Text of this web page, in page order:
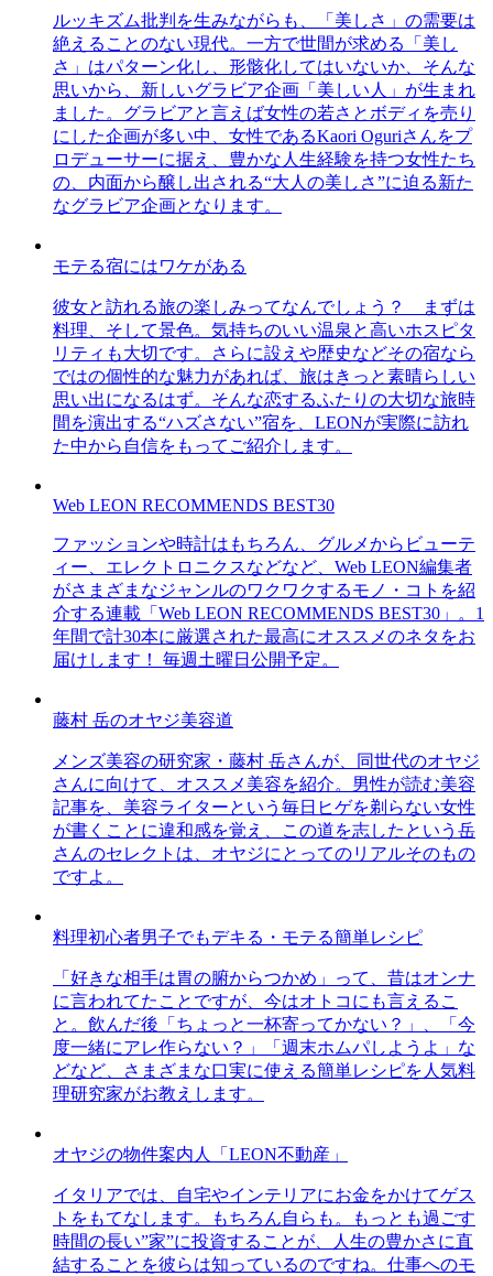
ルッキズム批判を生みながらも、「美しさ」の需要は
絶えることのない現代。一方で世間が求める「美し
さ」はパターン化し、形骸化してはいないか、そんな
思いから、新しいグラビア企画「美しい人」が生まれ
ました。グラビアと言えば女性の若さとボディを売り
にした企画が多い中、女性であるKaori Oguriさんをプ
ロデューサーに据え、豊かな人生経験を持つ女性たち
の、内面から醸し出される“大人の美しさ”に迫る新た
なグラビア企画となります。
モテる宿にはワケがある
彼女と訪れる旅の楽しみってなんでしょう？ まずは
料理、そして景色。気持ちのいい温泉と高いホスピタ
リティも大切です。さらに設えや歴史などその宿なら
ではの個性的な魅力があれば、旅はきっと素晴らしい
思い出になるはず。そんな恋するふたりの大切な旅時
間を演出する“ハズさない”宿を、LEONが実際に訪れ
た中から自信をもってご紹介します。
Web LEON RECOMMENDS BEST30
ファッションや時計はもちろん、グルメからビューテ
ィー、エレクトロニクスなどなど、Web LEON編集者
がさまざまなジャンルのワクワクするモノ・コトを紹
介する連載「Web LEON RECOMMENDS BEST30」。1
年間で計30本に厳選された最高にオススメのネタをお
届けします！ 毎週土曜日公開予定。
藤村 岳のオヤジ美容道
メンズ美容の研究家・藤村 岳さんが、同世代のオヤジ
さんに向けて、オススメ美容を紹介。男性が読む美容
記事を、美容ライターという毎日ヒゲを剃らない女性
が書くことに違和感を覚え、この道を志したという岳
さんのセレクトは、オヤジにとってのリアルそのもの
ですよ。
料理初心者男子でもデキる・モテる簡単レシピ
「好きな相手は胃の腑からつかめ」って、昔はオンナ
に言われてたことですが、今はオトコにも言えるこ
と。飲んだ後「ちょっと一杯寄ってかない？」、「今
度一緒にアレ作らない？」「週末ホムパしようよ」な
どなど、さまざまな口実に使える簡単レシピを人気料
理研究家がお教えします。
オヤジの物件案内人「LEON不動産」
イタリアでは、自宅やインテリアにお金をかけてゲス
トをもてなします。もちろん自らも。もっとも過ごす
時間の長い”家”に投資することが、人生の豊かさに直
結することを彼らは知っているのですね。仕事へのモ